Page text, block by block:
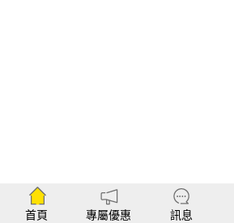
首頁 專屬優惠 訊息